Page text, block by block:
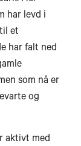
har levd i
et
har falt ned
som nå er
og
aktivt med
Bodø
Mo i Rana